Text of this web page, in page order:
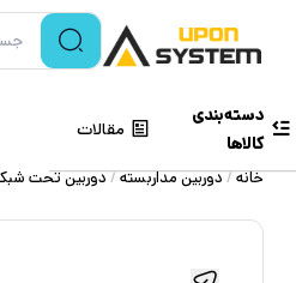
دسته‌بندی
کالاها
مقالات
خانه/دوربین مداربسته/دوربین تحت